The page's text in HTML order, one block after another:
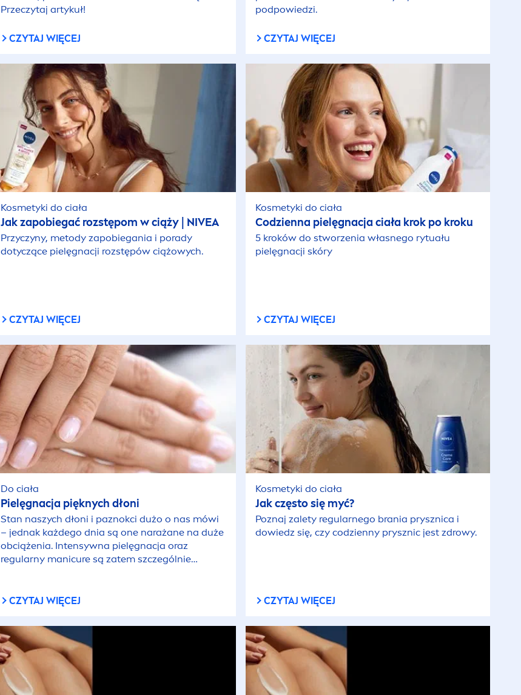
Przeczytaj artykuł!
CZYTAJ WIĘCEJ
podpowiedzi.
CZYTAJ WIĘCEJ
Kosmetyki do ciała
Jak zapobiegać rozstępom w ciąży | NIVEA
Przyczyny, metody zapobiegania i porady
dotyczące pielęgnacji rozstępów ciążowych.
CZYTAJ WIĘCEJ
Kosmetyki do ciała
Codzienna pielęgnacja ciała krok po kroku
5 kroków do stworzenia własnego rytuału
pielęgnacji skóry
CZYTAJ WIĘCEJ
Do ciała
Pielęgnacja pięknych dłoni
Stan naszych dłoni i paznokci dużo o nas mówi
– jednak każdego dnia są one narażane na duże
obciążenia. Intensywna pielęgnacja oraz
regularny manicure są zatem szczególnie
CZYTAJ WIĘCEJ
Kosmetyki do ciała
Jak często się myć?
Poznaj zalety regularnego brania prysznica i
dowiedz się, czy codzienny prysznic jest zdrowy.
CZYTAJ WIĘCEJ